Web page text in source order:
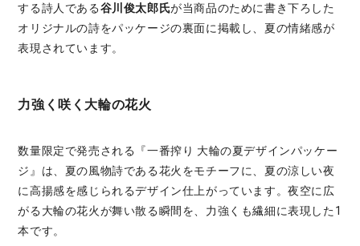
する詩人である谷川俊太郎氏が当商品のために書き下ろした
オリジナルの詩をパッケージの裏面に掲載し、夏の情緒感が
表現されています。
力強く咲く大輪の花火
数量限定で発売される『一番搾り 大輪の夏デザインパッケー
ジ』は、夏の風物詩である花火をモチーフに、夏の涼しい夜
に高揚感を感じられるデザイン仕上がっています。夜空に広
がる大輪の花火が舞い散る瞬間を、力強くも繊細に表現した1
本です。